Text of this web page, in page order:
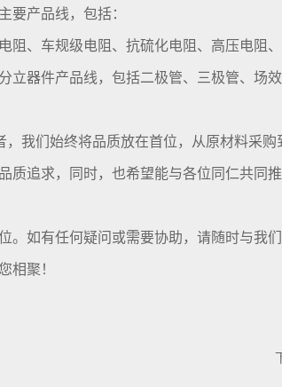
要产品线，包括：
阻、车规级电阻、抗硫化电阻、高压电阻
立器件产品线，包括二极管、三极管、场
，我们始终将品质放在首位，从原材料采
质追求，同时，也希望能与各位同仁共同
。如有任何疑问或需要协助，请随时与我们
相聚！